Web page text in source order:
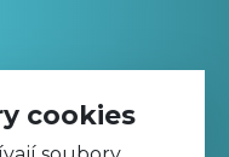
cookies